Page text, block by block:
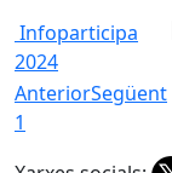
Infoparticipa
2024
AnteriorSegüent
1